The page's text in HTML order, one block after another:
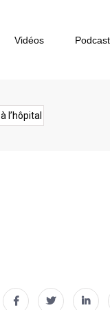
Vidéos
de...
terrorisme